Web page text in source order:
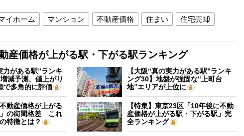
イホーム マンション 不動産価格 住まい 住宅売却
産価格が上がる駅・下がる駅ランキング
力がある駅”ランキ
減予測、値上がり
で多角的に評価
【大阪“真の実力がある駅”ランキ
ング30】地盤が強固な“上町台
地”エリアが上位に
動産価格が上がる
の街間格差 これ
特徴とは？
【特集】東京23区「10年後に不動
産価格が上がる駅・下がる駅」完
全ランキング